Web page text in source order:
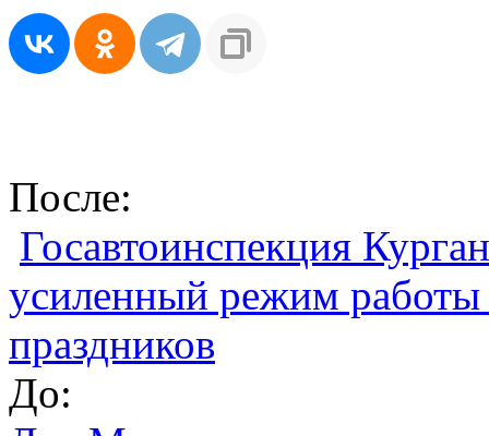
После:
Госавтоинспекция
усиленный режим работы
праздников
До: